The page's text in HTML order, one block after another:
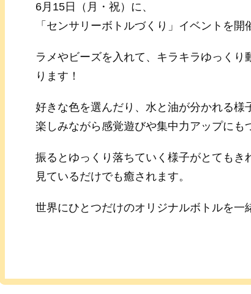
6月15日（月・祝）に、
「センサリーボトルづくり」イベントを開
ラメやビーズを入れて、キラキラゆっくり
ります！
好きな色を選んだり、水と油が分かれる
楽しみながら感覚遊びや集中力アップにも
振るとゆっくり落ちていく様子がとてもき
見ているだけでも癒されます。
世界にひとつだけのオリジナルボトルを一